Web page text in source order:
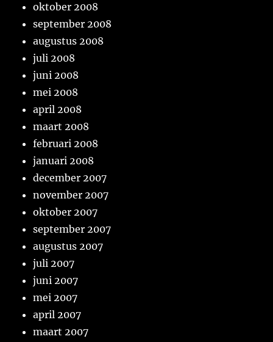
oktober 2008
september 2008
augustus 2008
juli 2008
juni 2008
mei 2008
april 2008
maart 2008
februari 2008
januari 2008
december 2007
november 2007
oktober 2007
september 2007
augustus 2007
juli 2007
juni 2007
mei 2007
april 2007
maart 2007